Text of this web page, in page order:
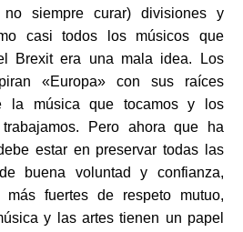
siempre curar) divisiones y
casi todos los músicos que
Brexit era una mala idea. Los
«Europa» con sus raíces
la música que tocamos y los
Pero ahora que ha
estar en preservar todas las
buena voluntad y confianza,
más fuertes de respeto mutuo,
y las artes tienen un papel